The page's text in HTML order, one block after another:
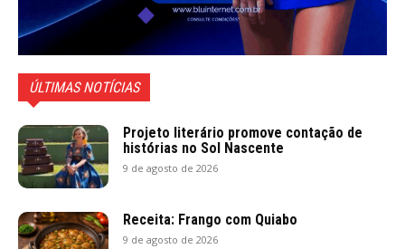
ÚLTIMAS NOTÍCIAS
Projeto literário promove contação de
histórias no Sol Nascente
9 de agosto de 2026
Receita: Frango com Quiabo
9 de agosto de 2026